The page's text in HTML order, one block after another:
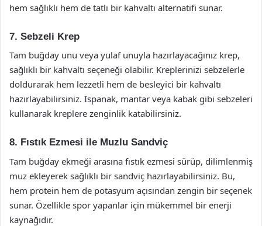
hem sağlıklı hem de tatlı bir kahvaltı alternatifi sunar.
7. Sebzeli Krep
Tam buğday unu veya yulaf unuyla hazırlayacağınız krep,
sağlıklı bir kahvaltı seçeneği olabilir. Kreplerinizi sebzelerle
doldurarak hem lezzetli hem de besleyici bir kahvaltı
hazırlayabilirsiniz. Ispanak, mantar veya kabak gibi sebzeleri
kullanarak kreplere zenginlik katabilirsiniz.
8. Fıstık Ezmesi ile Muzlu Sandviç
Tam buğday ekmeği arasına fıstık ezmesi sürüp, dilimlenmiş
muz ekleyerek sağlıklı bir sandviç hazırlayabilirsiniz. Bu,
hem protein hem de potasyum açısından zengin bir seçenek
sunar. Özellikle spor yapanlar için mükemmel bir enerji
kaynağıdır.